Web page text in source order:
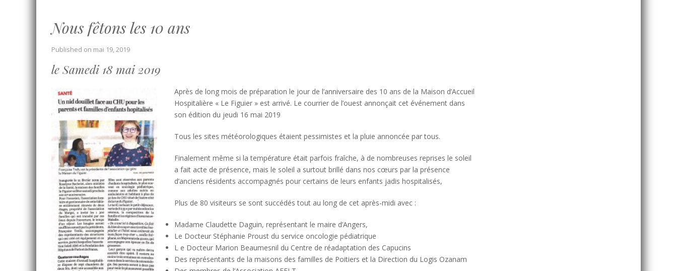
Nous fêtons les 10 ans
Published on mai 19, 2019
le Samedi 18 mai 2019
Après de long mois de préparation le jour de l’anniversaire des 10 ans de la Maison d’Accueil
Hospitalière « Le Figuier » est arrivé. Le courrier de l’ouest annonçait cet événement dans
son édition du jeudi 16 mai 2019
Tous les sites météorologiques étaient pessimistes et la pluie annoncée par tous.
Finalement même si la température était parfois fraîche, à de nombreuses reprises le soleil
a fait acte de présence, mais le soleil a surtout brillé dans nos cœurs par la présence
d’anciens résidents accompagnés pour certains de leurs enfants jadis hospitalisés,
Plus de 80 visiteurs se sont succédés tout au long de cet après-midi avec :
Madame Claudette Daguin, représentant le maire d’Angers,
Le Docteur Stéphanie Proust du service oncologie pédiatrique
L e Docteur Marion Beaumesnil du Centre de réadaptation des Capucins
Des représentants de la maisons des familles de Poitiers et la Direction du Logis Ozanam